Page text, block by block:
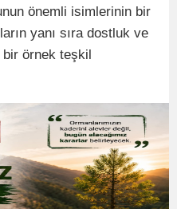
önemli isimlerinin bir
yanı sıra dostluk ve
bir örnek teşkil